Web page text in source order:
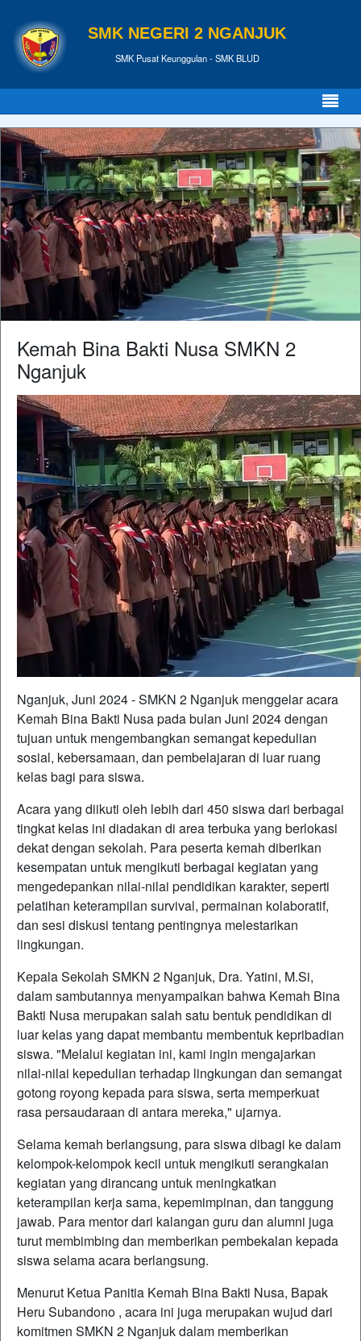
SMK NEGERI 2 NGANJUK
SMK Pusat Keunggulan - SMK BLUD
Kemah Bina Bakti Nusa SMKN 2
Nganjuk
Nganjuk, Juni 2024 - SMKN 2 Nganjuk menggelar acara
Kemah Bina Bakti Nusa pada bulan Juni 2024 dengan
tujuan untuk mengembangkan semangat kepedulian
sosial, kebersamaan, dan pembelajaran di luar ruang
kelas bagi para siswa.
Acara yang diikuti oleh lebih dari 450 siswa dari berbagai
tingkat kelas ini diadakan di area terbuka yang berlokasi
dekat dengan sekolah. Para peserta kemah diberikan
kesempatan untuk mengikuti berbagai kegiatan yang
mengedepankan nilai-nilai pendidikan karakter, seperti
pelatihan keterampilan survival, permainan kolaboratif,
dan sesi diskusi tentang pentingnya melestarikan
lingkungan.
Kepala Sekolah SMKN 2 Nganjuk, Dra. Yatini, M.Si,
dalam sambutannya menyampaikan bahwa Kemah Bina
Bakti Nusa merupakan salah satu bentuk pendidikan di
luar kelas yang dapat membantu membentuk kepribadian
siswa. "Melalui kegiatan ini, kami ingin mengajarkan
nilai-nilai kepedulian terhadap lingkungan dan semangat
gotong royong kepada para siswa, serta memperkuat
rasa persaudaraan di antara mereka," ujarnya.
Selama kemah berlangsung, para siswa dibagi ke dalam
kelompok-kelompok kecil untuk mengikuti serangkaian
kegiatan yang dirancang untuk meningkatkan
keterampilan kerja sama, kepemimpinan, dan tanggung
jawab. Para mentor dari kalangan guru dan alumni juga
turut membimbing dan memberikan pembekalan kepada
siswa selama acara berlangsung.
Menurut Ketua Panitia Kemah Bina Bakti Nusa, Bapak
Heru Subandono , acara ini juga merupakan wujud dari
komitmen SMKN 2 Nganjuk dalam memberikan